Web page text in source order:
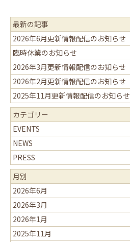
最新の記事
2026年6月更新情報配信のお知らせ
臨時休業のお知らせ
2026年3月更新情報配信のお知らせ
2026年2月更新情報配信のお知らせ
2025年11月更新情報配信のお知らせ
カテゴリー
EVENTS
NEWS
PRESS
月別
2026年6月
2026年3月
2026年1月
2025年11月